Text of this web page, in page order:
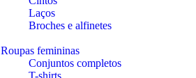
Laços
Broches e alfinetes
Roupas femininas
Conjuntos completos